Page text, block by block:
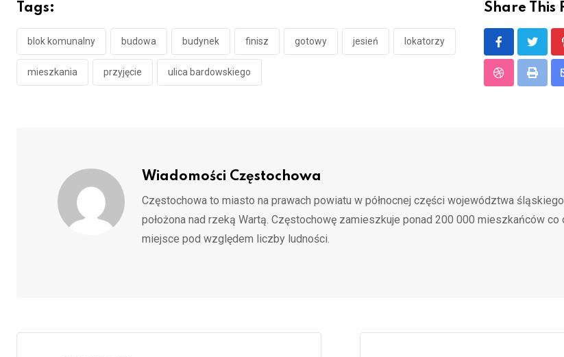
Tags:
blok komunalny budowa budynek finisz gotowy jesień lokatorzy
mieszkania przyjęcie ulica bardowskiego
Share This
StumbleUpon
Print
Wiadomości Częstochowa
Częstochowa to miasto na prawach powiatu w północnej części województwa
położona nad rzeką Wartą. Częstochowę zamieszkuje ponad 200 000 mieszkańców co
miejsce pod względem liczby ludności.